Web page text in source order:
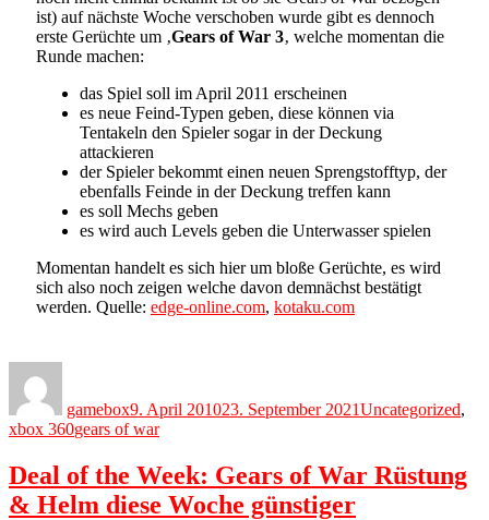
ist) auf nächste Woche verschoben wurde gibt es dennoch
erste Gerüchte um ‚Gears of War 3‚ welche momentan die
Runde machen:
das Spiel soll im April 2011 erscheinen
es neue Feind-Typen geben, diese können via
Tentakeln den Spieler sogar in der Deckung
attackieren
der Spieler bekommt einen neuen Sprengstofftyp, der
ebenfalls Feinde in der Deckung treffen kann
es soll Mechs geben
es wird auch Levels geben die Unterwasser spielen
Momentan handelt es sich hier um bloße Gerüchte, es wird
sich also noch zeigen welche davon demnächst bestätigt
werden. Quelle: edge-online.com, kotaku.com
gamebox9. April 201023. September 2021Uncategorized,
xbox 360Tags
gears of war
Deal of the Week: Gears of War Rüstung
& Helm diese Woche günstiger